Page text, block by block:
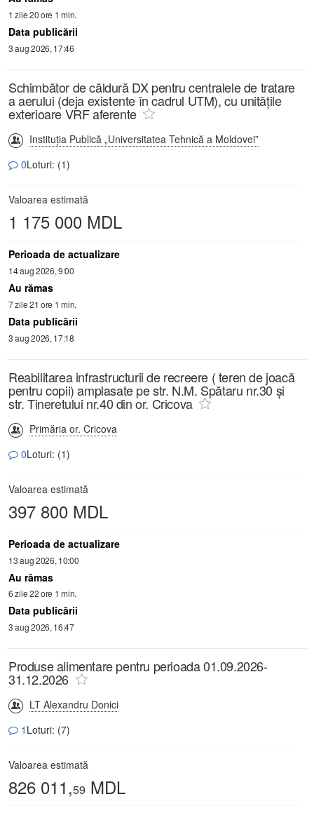
1 zile 20 ore 1 min.
Data publicării
3 aug 2026, 17:46
Schimbător de căldură DX pentru centralele de tratare
a aerului (deja existente în cadrul UTM), cu unitățile
exterioare VRF aferente
Instituția Publică „Universitatea Tehnică a Moldovei”
0Loturi: (1)
Valoarea estimată
1 175 000 MDL
Perioada de actualizare
14 aug 2026, 9:00
Au rămas
7 zile 21 ore 1 min.
Data publicării
3 aug 2026, 17:18
Reabilitarea infrastructurii de recreere ( teren de joacă
pentru copii) amplasate pe str. N.M. Spătaru nr.30 și
str. Tineretului nr.40 din or. Cricova
Primăria or. Cricova
0Loturi: (1)
Valoarea estimată
397 800 MDL
Perioada de actualizare
13 aug 2026, 10:00
Au rămas
6 zile 22 ore 1 min.
Data publicării
3 aug 2026, 16:47
Produse alimentare pentru perioada 01.09.2026-
31.12.2026
LT Alexandru Donici
1 Loturi: (7)
Valoarea estimată
826 011,59 MDL